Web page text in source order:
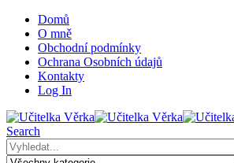
Domů
O mně
Obchodní podmínky
Ochrana Osobních údajů
Kontakty
Log In
Search